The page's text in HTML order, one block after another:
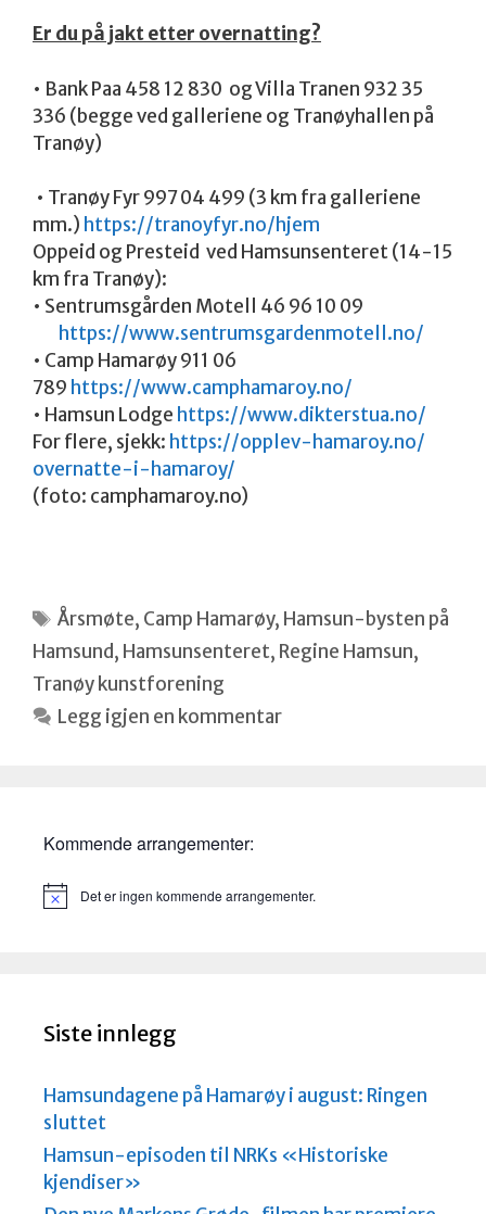
Er du på jakt etter overnatting?
• Bank Paa 458 12 830 og Villa Tranen 932 35
336 (begge ved galleriene og Tranøyhallen på
Tranøy)
• Tranøy Fyr 997 04 499 (3 km fra galleriene
mm.) https://tranoyfyr.no/hjem
Oppeid og Presteid ved Hamsunsenteret (14-15
km fra Tranøy):
• Sentrumsgården Motell 46 96 10 09
https://www.sentrumsgardenmotell.no/
• Camp Hamarøy 911 06
789 https://www.camphamaroy.no/
• Hamsun Lodge https://www.dikterstua.no/
For flere, sjekk: https://opplev-hamaroy.no/
overnatte-i-hamaroy/
(foto: camphamaroy.no)
Stikkord
Årsmøte, Camp Hamarøy, Hamsun-bysten på
Hamsund, Hamsunsenteret, Regine Hamsun,
Tranøy kunstforening
Legg igjen en kommentar
Kommende arrangementer:
M
Det er ingen kommende arrangementer.
Siste innlegg
Hamsundagene på Hamarøy i august: Ringen
sluttet
Hamsun-episoden til NRKs «Historiske
kjendiser»